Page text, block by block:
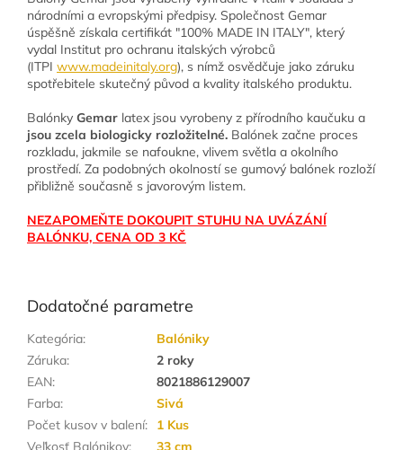
národními a evropskými předpisy. Společnost Gemar
úspěšně získala certifikát "100% MADE IN ITALY", který
vydal Institut pro ochranu italských výrobců
(ITPI www.madeinitaly.org), s nímž osvědčuje jako záruku
spotřebitele skutečný původ a kvality italského produktu.
Balónky Gemar latex jsou vyrobeny z přírodního kaučuku a
jsou zcela biologicky rozložitelné. Balónek začne proces
rozkladu, jakmile se nafoukne, vlivem světla a okolního
prostředí. Za podobných okolností se gumový balónek rozloží
přibližně současně s javorovým listem.
NEZAPOMEŇTE DOKOUPIT STUHU NA UVÁZÁNÍ
BALÓNKU, CENA OD 3 KČ
Dodatočné parametre
Kategória:
Balóniky
Záruka:
2 roky
EAN:
8021886129007
Farba:
Sivá
Počet kusov v balení:
1 Kus
Veľkosť Balónikov: 33 cm